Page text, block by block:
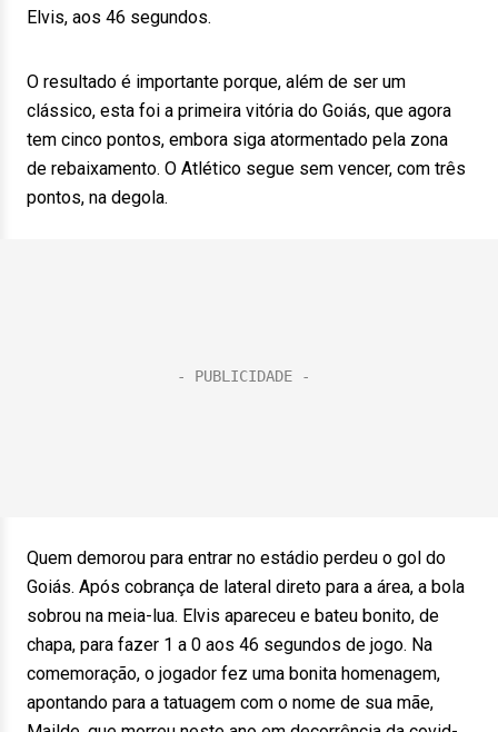
Elvis, aos 46 segundos.
O resultado é importante porque, além de ser um
clássico, esta foi a primeira vitória do Goiás, que agora
tem cinco pontos, embora siga atormentado pela zona
de rebaixamento. O Atlético segue sem vencer, com três
pontos, na degola.
Quem demorou para entrar no estádio perdeu o gol do
Goiás. Após cobrança de lateral direto para a área, a bola
sobrou na meia-lua. Elvis apareceu e bateu bonito, de
chapa, para fazer 1 a 0 aos 46 segundos de jogo. Na
comemoração, o jogador fez uma bonita homenagem,
apontando para a tatuagem com o nome de sua mãe,